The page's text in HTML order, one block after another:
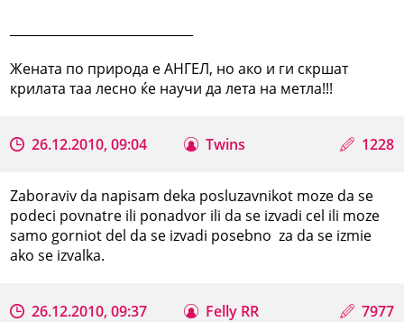
Жената по природа е АНГЕЛ, но ако и ги скршат
крилата таа лесно ќе научи да лета на метла!!!
26.12.2010, 09:04 Twins 1228
Zaboraviv da napisam deka posluzavnikot moze da se
podeci povnatre ili ponadvor ili da se izvadi cel ili moze
samo gorniot del da se izvadi posebno za da se izmie
ako se izvalka.
26.12.2010, 09:37 Felly RR 7977